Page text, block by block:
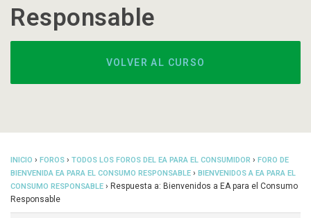
Responsable
VOLVER AL CURSO
INICIO › FOROS › TODOS LOS FOROS DEL EA PARA EL CONSUMIDOR › FORO DE
BIENVENIDA EA PARA EL CONSUMO RESPONSABLE › BIENVENIDOS A EA PARA EL
CONSUMO RESPONSABLE › Respuesta a: Bienvenidos a EA para el Consumo
Responsable